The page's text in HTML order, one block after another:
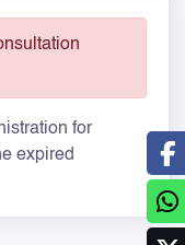
for
expired